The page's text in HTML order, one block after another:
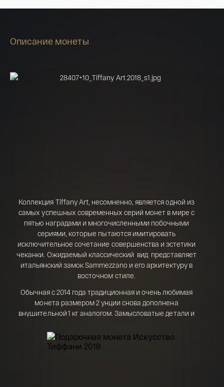
Описание монеты
Коллекция Tiffany Art, несомненно, является одной из
самых успешных современных серий монет в мире с
пятью наградами и многочисленными побочными
сериями, которые пытаются имитировать
исключительное сочетание совершенства и эстетики
чеканки. Ожидаемый классический вид представляет
итальянский замок Sammezzano и его архитектуру в
восточном стиле.
Обычная с 2014 года традиционная и очень любимая
монета размером 2 унции снова дополнена
внушительной 1 кг аналогом. Замысловатые детали и
осторожности и опыта в подготовке к производству
монет, которая может длиться более одной недели только
Я ознакомлен(а) с Правилами оформления
обработку персональных данных